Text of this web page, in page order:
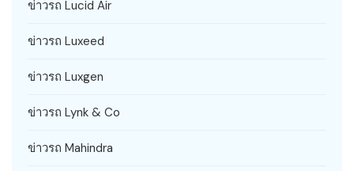
ข่าวรถ Lucid Air
ข่าวรถ Luxeed
ข่าวรถ Luxgen
ข่าวรถ Lynk & Co
ข่าวรถ Mahindra